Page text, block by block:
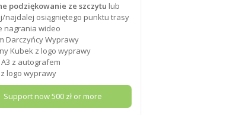
podziękowanie ze szczytu lub
najdalej osiągniętego punktu trasy
nagrania wideo
Darczyńcy Wyprawy
Kubek z logo wyprawy
z autografem
logo wyprawy
Support now500zł or more